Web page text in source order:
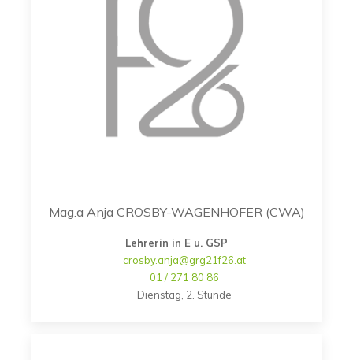
Mag.a Anja CROSBY-WAGENHOFER (CWA)
Lehrerin in E u. GSP
crosby.anja@grg21f26.at
01 / 271 80 86
Dienstag, 2. Stunde